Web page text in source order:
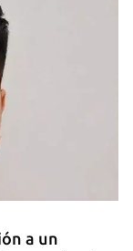
a un